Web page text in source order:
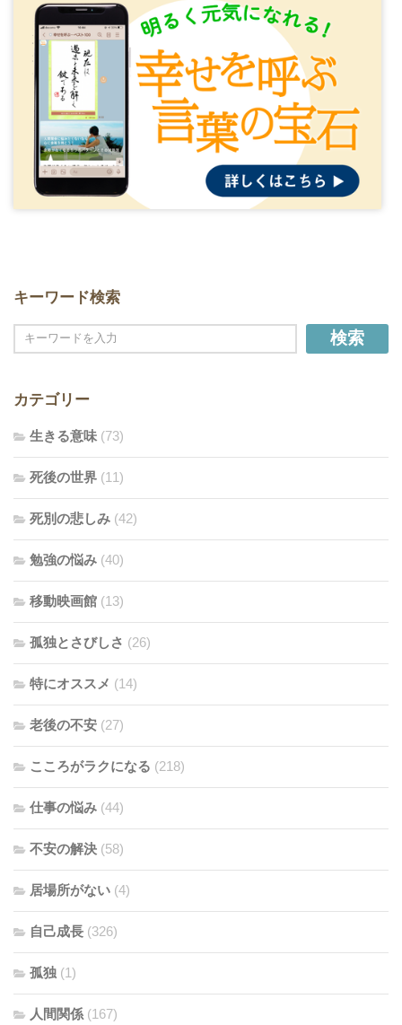
キーワード検索
検索
カテゴリー
生きる意味 (73)
死後の世界 (11)
死別の悲しみ (42)
勉強の悩み (40)
移動映画館 (13)
孤独とさびしさ (26)
特にオススメ (14)
老後の不安 (27)
こころがラクになる (218)
仕事の悩み (44)
不安の解決 (58)
居場所がない (4)
自己成長 (326)
孤独 (1)
人間関係 (167)